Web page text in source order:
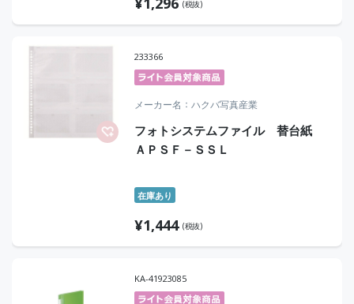
(税抜)
233366
メーカー名 ハクバ写真産業
フォトシステムファイル 替台紙
ＡＰＳＦ－ＳＳＬ
在庫あり
¥1,444 (税抜)
KA-41923085